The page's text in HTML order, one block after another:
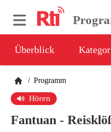
Überblick
/ Programm
Hören
Fantuan -